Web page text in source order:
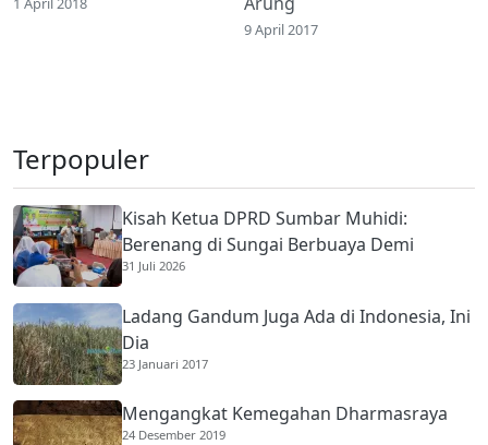
9 April 2017
Terpopuler
Kisah Ketua DPRD Sumbar Muhidi:
Berenang di Sungai Berbuaya Demi
Membantu Ekonomi Orang Tua
31 Juli 2026
Ladang Gandum Juga Ada di Indonesia, Ini
Dia
23 Januari 2017
Mengangkat Kemegahan Dharmasraya
24 Desember 2019